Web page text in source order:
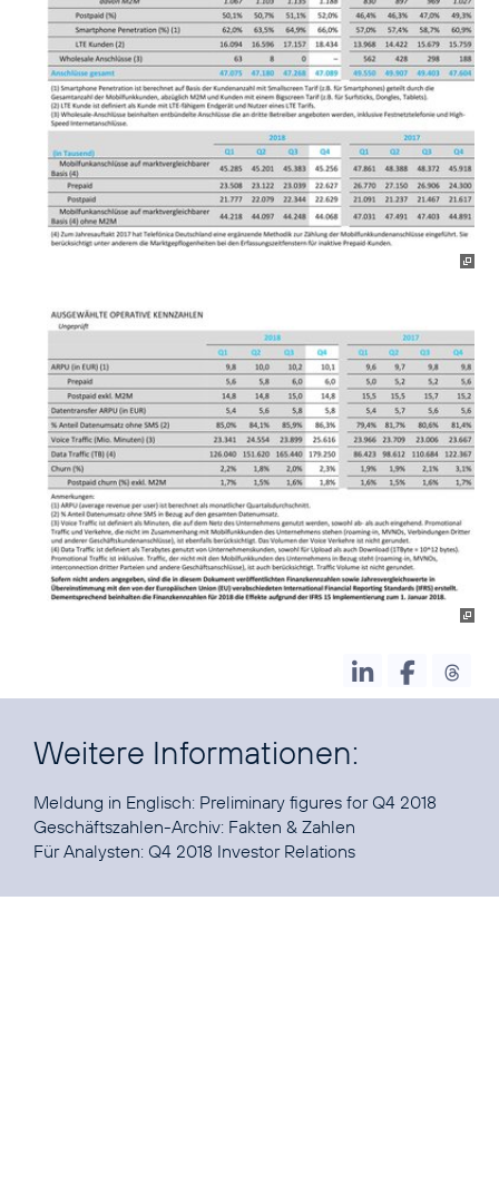
Weitere Informationen:
Meldung in Englisch: Preliminary figures for Q4 2018
Geschäftszahlen-Archiv: Fakten & Zahlen
Für Analysten: Q4 2018 Investor Relations